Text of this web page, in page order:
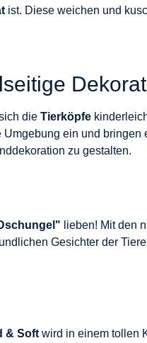
ist. Diese weichen und
die Tierköpfe
Umgebung ein und
zu gestalten.
lieben! Mit den
Gesichter der
& Soft wird in einem tollen